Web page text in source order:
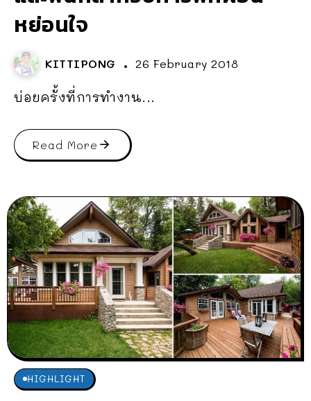
หย่อนใจ
KITTIPONG 26 February 2018
บ่อยครั้งที่การทำงาน...
Read More
HIGHLIGHT